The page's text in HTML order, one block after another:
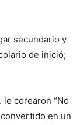
secundario y
de inició;
corearon “No
en un